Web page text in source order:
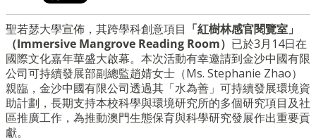
聖若瑟大學宣佈，其跨學科創意項目 「紅樹林感官閱覽室」
（Immersive Mangrove Reading Room） 已於3月14日在
國際文化嘉年華盛大啟幕。本次活動有幸邀請到金沙中國有限
公司可持續發展部副總監趙婧女士（Ms. Stephanie Zhao）
親臨，金沙中國有限公司透過其「水為善」可持續發展環境資
助計劃，長期支持本校科學與環境研究所的多個研究項目及社
區推廣工作，為推動澳門生態保育與科學研究發展作出重要貢
獻。